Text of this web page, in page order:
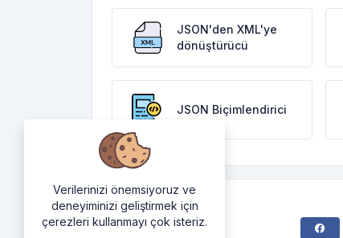
JSON'den XML'ye
dönüştürücü
JSON Biçimlendirici
Verilerinizi önemsiyoruz ve
deneyiminizi geliştirmek için
çerezleri kullanmayı çok isteriz.